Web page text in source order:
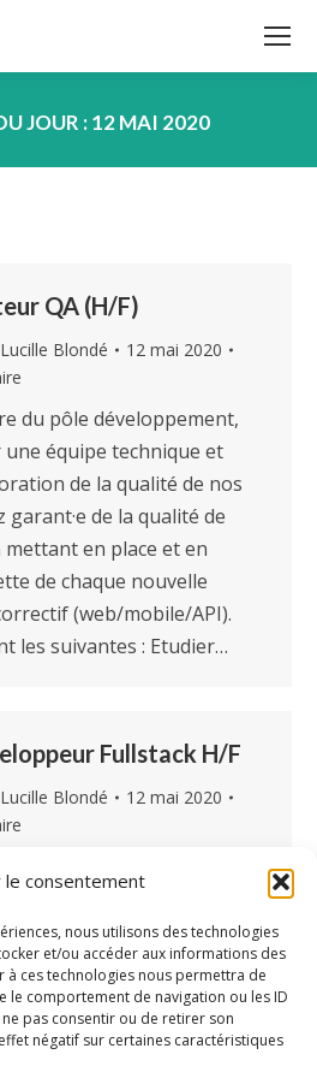
le consentement
nous utilisons des technologies
et/ou accéder aux informations des
à ces technologies nous permettra de
le comportement de navigation ou les ID
pas consentir ou de retirer son
négatif sur certaines caractéristiques
JOUR :12 MAI 2020
QA (H/F)
Lucille Blondé
12 mai 2020
du pôle développement,
équipe technique et
de la qualité de nos
de la qualité de
en place et en
de chaque nouvelle
(web/mobile/API).
les suivantes : Etudier…
Fullstack H/F
Lucille Blondé
12 mai 2020
en constante
relever les défis de
les solutions et
que des méthodes
novatrices. Au